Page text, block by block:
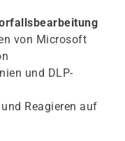
von Microsoft
und DLP-
Reagieren auf